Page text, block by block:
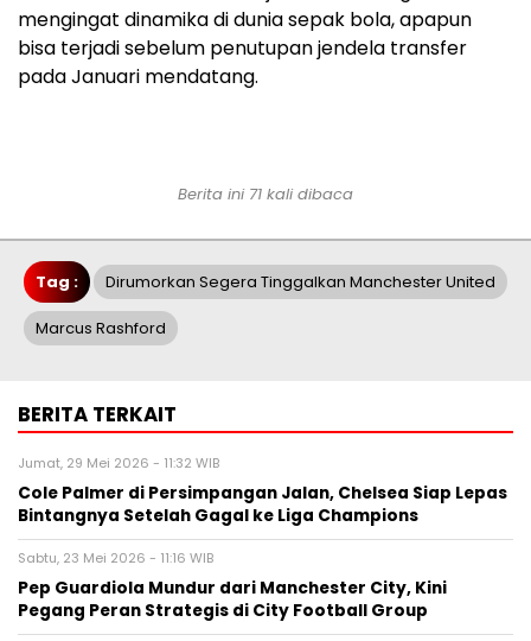
mengingat dinamika di dunia sepak bola, apapun
bisa terjadi sebelum penutupan jendela transfer
pada Januari mendatang.
Berita ini 71 kali dibaca
Tag : Dirumorkan Segera Tinggalkan Manchester United
Marcus Rashford
BERITA TERKAIT
Jumat, 29 Mei 2026 - 11:32 WIB
Cole Palmer di Persimpangan Jalan, Chelsea Siap Lepas
Bintangnya Setelah Gagal ke Liga Champions
Sabtu, 23 Mei 2026 - 11:16 WIB
Pep Guardiola Mundur dari Manchester City, Kini
Pegang Peran Strategis di City Football Group